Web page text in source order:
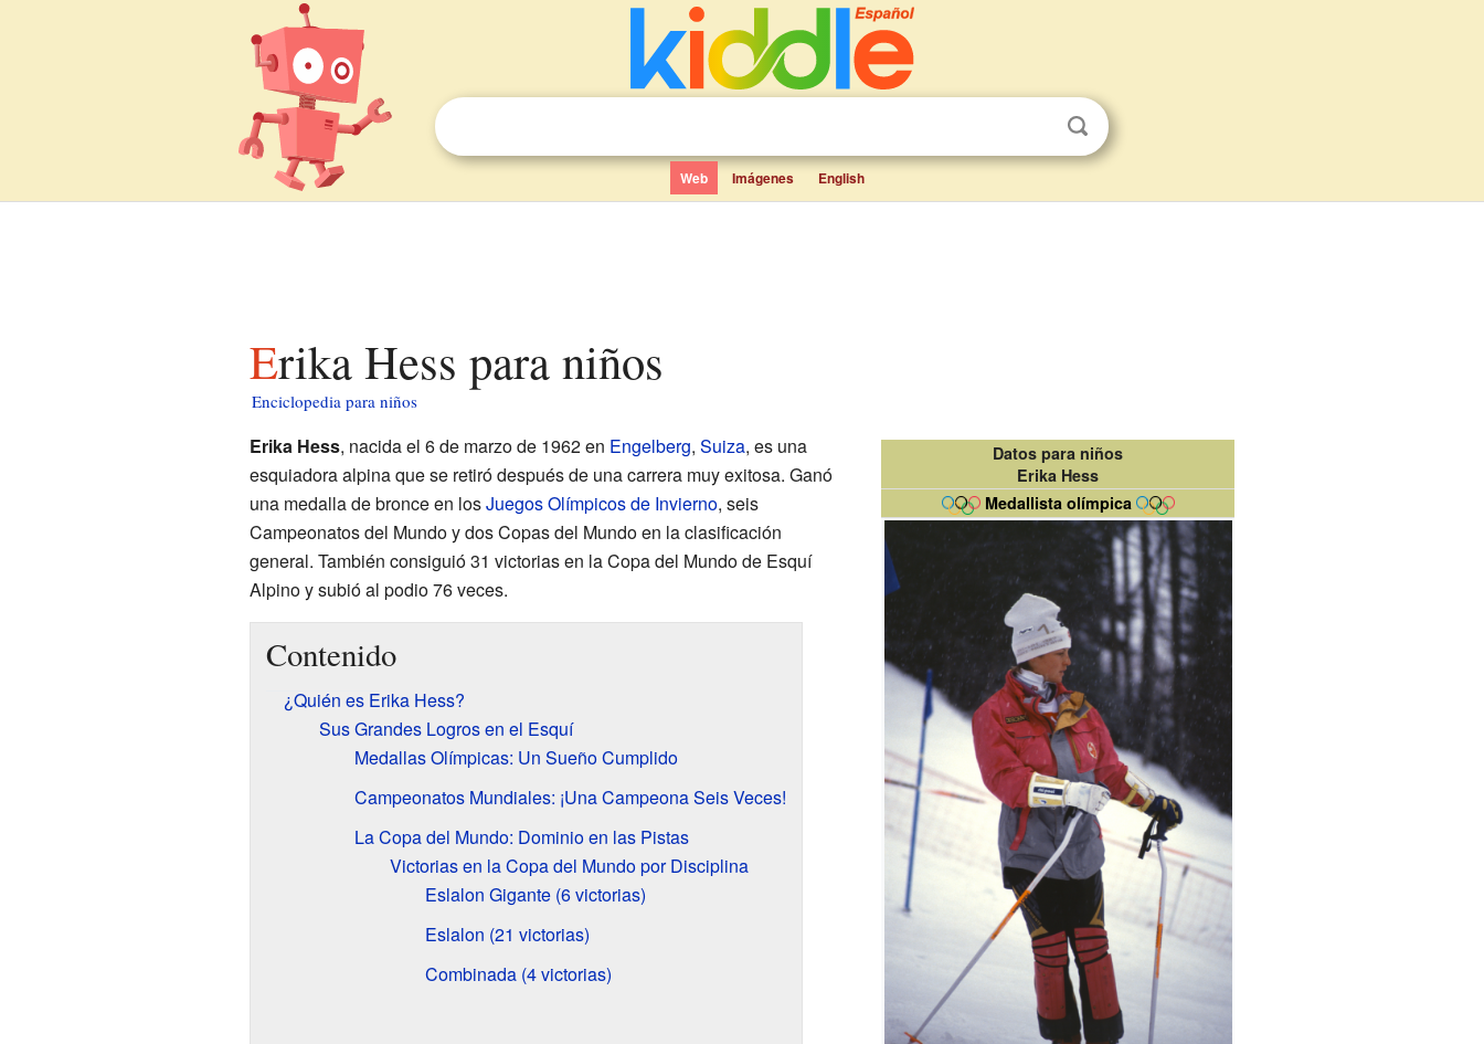
Web Imágenes English
Erika Hess para niños
Enciclopedia para niños
Datos para niños
Erika Hess
Medallista olímpica
Erika Hess, nacida el 6 de marzo de 1962 en Engelberg, Suiza, es una
esquiadora alpina que se retiró después de una carrera muy exitosa. Ganó
una medalla de bronce en losJuegos Olímpicos de Invierno, seis
Campeonatos del Mundo y dos Copas del Mundo en la clasificación
general. También consiguió 31 victorias en la Copa del Mundo de Esquí
Alpino y subió al podio 76 veces.
Contenido
¿Quién es Erika Hess?
Sus Grandes Logros en el Esquí
Medallas Olímpicas: Un Sueño Cumplido
Campeonatos Mundiales: ¡Una Campeona Seis Veces!
La Copa del Mundo: Dominio en las Pistas
Victorias en la Copa del Mundo por Disciplina
Eslalon Gigante (6 victorias)
Eslalon (21 victorias)
Combinada (4 victorias)